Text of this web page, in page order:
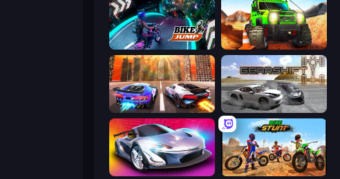
Bike Jump Offroad Life 3D
Night City Racing Gearshift One
Grand Cyber City Bike Stunts Race Bike Games 3D